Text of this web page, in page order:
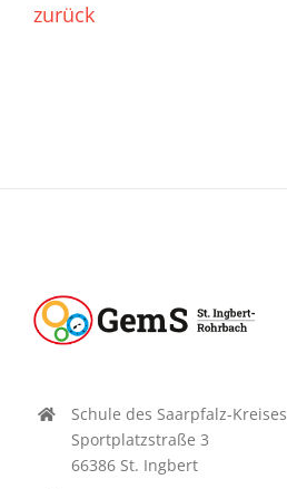
zurück
Schule des Saarpfalz-Kreises
Sportplatzstraße 3
66386 St. Ingbert